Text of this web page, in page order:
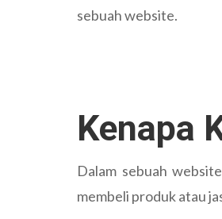
sebuah website.
Kenapa
Dalam sebuah
membeli produk atau